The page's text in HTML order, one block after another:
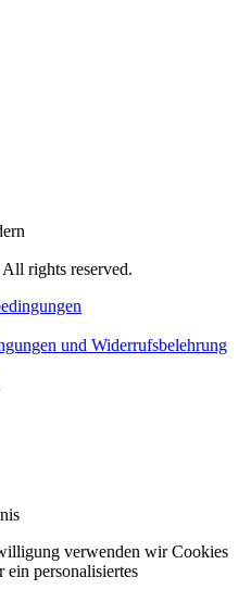
All rights reserved.
und Widerrufsbelehrung
verwenden wir Cookies
personalisiertes